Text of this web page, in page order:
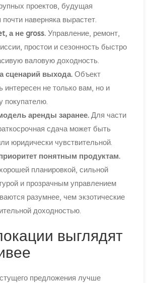
проектов, будущая
почти наверняка вырастет.
а не gross. Управление, ремонт,
простои и сезонность быстро
валовую доходность.
сценарий выхода. Объект
интересен не только вам, но и
аренды заранее. Для части
сдача может быть
юридически чувствительной.
понятным продуктам.
планировкой, сильной
и прозрачным управлением
разумнее, чем экзотические
доходностью.
выглядят
предложения лучше